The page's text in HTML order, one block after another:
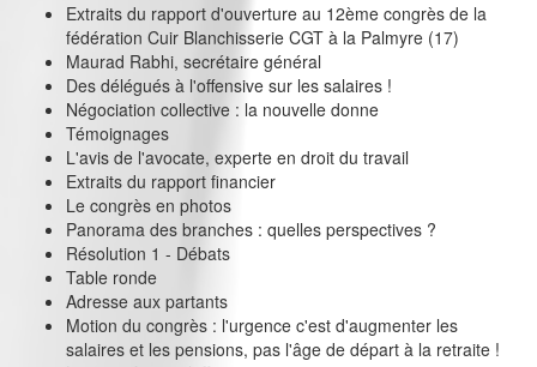
Extraits du rapport d'ouverture au 12ème congrès de la
fédération Cuir Blanchisserie CGT à la Palmyre (17)
Maurad Rabhi, secrétaire général
Des délégués à l'offensive sur les salaires !
Négociation collective : la nouvelle donne
Témoignages
L'avis de l'avocate, experte en droit du travail
Extraits du rapport financier
Le congrès en photos
Panorama des branches : quelles perspectives ?
Résolution 1 - Débats
Table ronde
Adresse aux partants
Motion du congrès : l'urgence c'est d'augmenter les
salaires et les pensions, pas l'âge de départ à la retraite !